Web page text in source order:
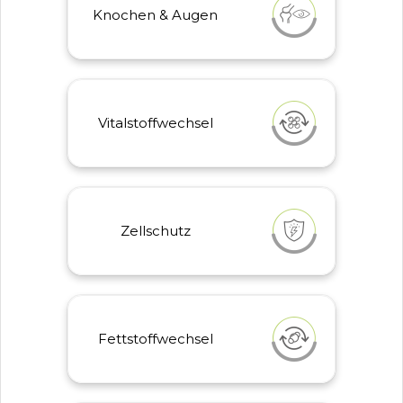
Knochen & Augen
Zink trägt zur Erhaltung normaler
Vitalstoffwechsel
Zink trägt zu einem normalen
Makronährstoffen und zu einem
Zellschutz
Zink trägt dazu bei, die Zellen vor
Fettstoffwechsel
Zink trägt zu einem normalen